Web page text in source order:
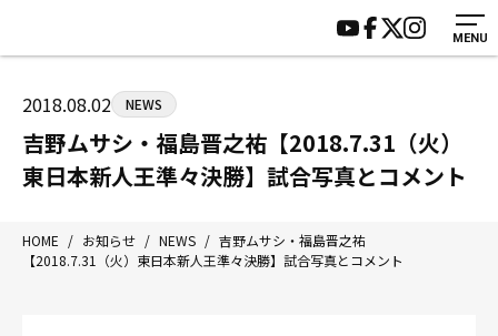
MENU
HOME
ジムについて
トレーニング
アマ・スパー各大会・キッズ
入会案内
見学・1日体験
施設紹介
会員様の声
よくあるご質問
サポーター募集
お問い合わせ
2018.08.02 NEWS
吉野ムサシ・福島晋之祐【2018.7.31（火）
東日本新人王準々決勝】試合写真とコメント
HOME / お知らせ / NEWS / 吉野ムサシ・福島晋之祐
【2018.7.31（火）東日本新人王準々決勝】試合写真とコメント